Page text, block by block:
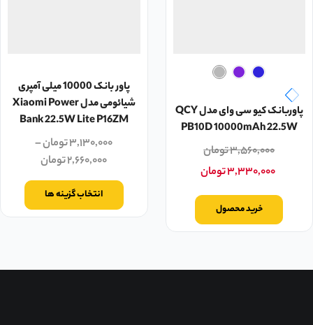
پاوربانک کیو سی وای مدل QCY
PB10D 10000mAh 22.5W
۳,۵۶۰,۰۰۰تومان
۳,۳۳۰,۰۰۰تومان
خرید محصول
پاور بانک 10000 میلی آمپری
شیائومی مدل Xiaomi Power
Bank 22.5W Lite P16ZM
۳,۱۳۰,۰۰۰تومان–
۲,۶۶۰,۰۰۰تومان
انتخاب گزینه ها